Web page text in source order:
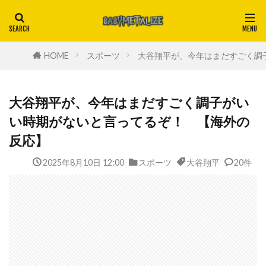
HOME スポーツ 大谷翔平が、今年はまだすごく
大谷翔平が、今年はまだすごく調子がい
い時期がないと言ってるぞ！ 【海外の
反応】
2025年8月10日 12:00 スポーツ 大谷翔平 20件